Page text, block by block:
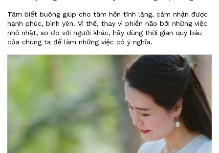
Tâm biết buông giúp cho tâm hồn tĩnh lặng, cảm nhận được
hạnh phúc, bình yên. Vì thế, thay vì phiền não bởi những việc
nhỏ nhặt, so đo với người khác, hãy dùng thời gian quý báu
của chúng ta để làm những việc có ý nghĩa.